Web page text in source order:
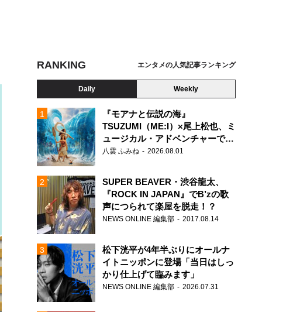
RANKING エンタメの人気記事ランキング
Daily Weekly
『モアナと伝説の海』
TSUZUMI（ME:I）×尾上松也、ミ
ュージカル・アドベンチャーで美
声を響かせる
八雲 ふみね 2026.08.01
SUPER BEAVER・渋谷龍太、
『ROCK IN JAPAN』でB’zの歌
声につられて楽屋を脱走！？
NEWS ONLINE 編集部 2017.08.14
松下洸平が4年半ぶりにオールナ
イトニッポンに登場「当日はしっ
かり仕上げて臨みます」
NEWS ONLINE 編集部 2026.07.31